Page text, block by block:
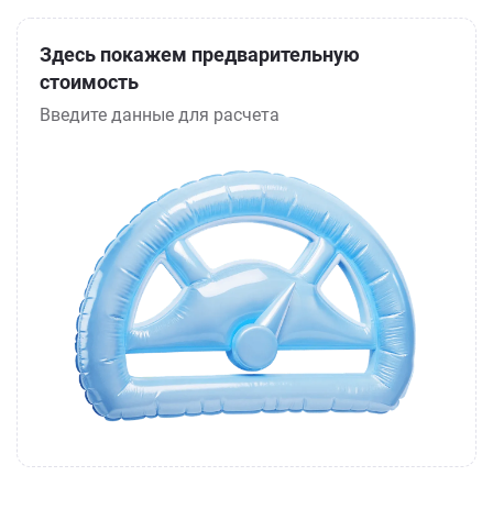
Здесь покажем предварительную
стоимость
Введите данные для расчета